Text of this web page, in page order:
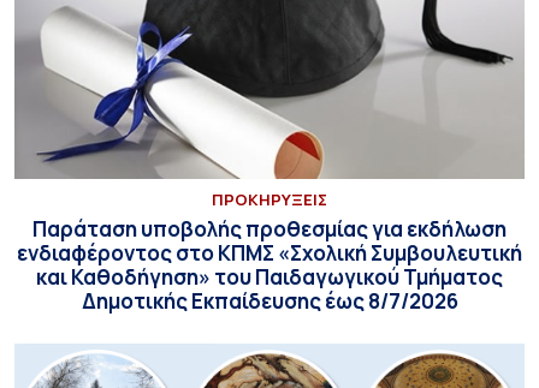
ΠΡΟΚΗΡΥΞΕΙΣ
Παράταση υποβολής προθεσμίας για εκδήλωση
ενδιαφέροντος στο ΚΠΜΣ «Σχολική Συμβουλευτική
και Καθοδήγηση» του Παιδαγωγικού Τμήματος
Δημοτικής Εκπαίδευσης έως 8/7/2026